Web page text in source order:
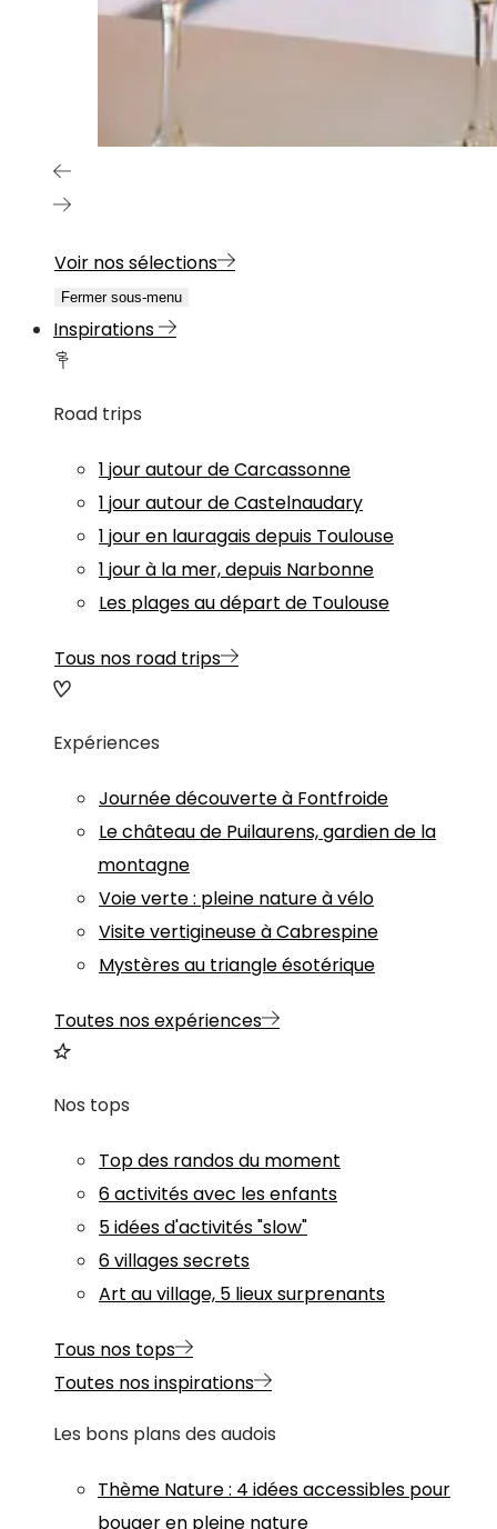
Voir nos sélections
Fermer sous-menu
Inspirations
Road trips
1 jour autour de Carcassonne
1 jour autour de Castelnaudary
1 jour en lauragais depuis Toulouse
1 jour à la mer, depuis Narbonne
Les plages au départ de Toulouse
Tous nos road trips
Expériences
Journée découverte à Fontfroide
Le château de Puilaurens, gardien de la
montagne
Voie verte : pleine nature à vélo
Visite vertigineuse à Cabrespine
Mystères au triangle ésotérique
Toutes nos expériences
Nos tops
Top des randos du moment
6 activités avec les enfants
5 idées d'activités "slow"
6 villages secrets
Art au village, 5 lieux surprenants
Tous nos tops
Toutes nos inspirations
Les bons plans des audois
Thème Nature: 4 idées accessibles pour
bouger en pleine nature